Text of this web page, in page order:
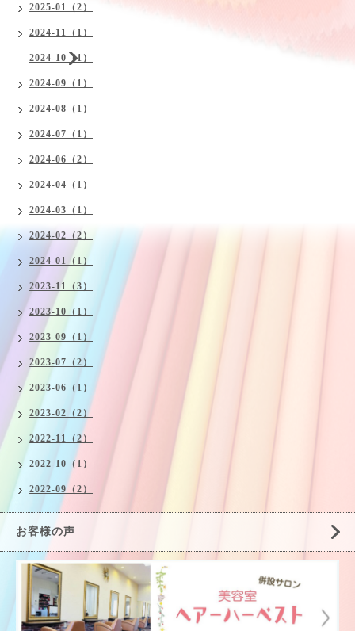
2025-01（2）
2024-11（1）
2024-10（1）
2024-09（1）
2024-08（1）
2024-07（1）
2024-06（2）
2024-04（1）
2024-03（1）
2024-02（2）
2024-01（1）
2023-11（3）
2023-10（1）
2023-09（1）
2023-07（2）
2023-06（1）
2023-02（2）
2022-11（2）
2022-10（1）
2022-09（2）
お客様の声